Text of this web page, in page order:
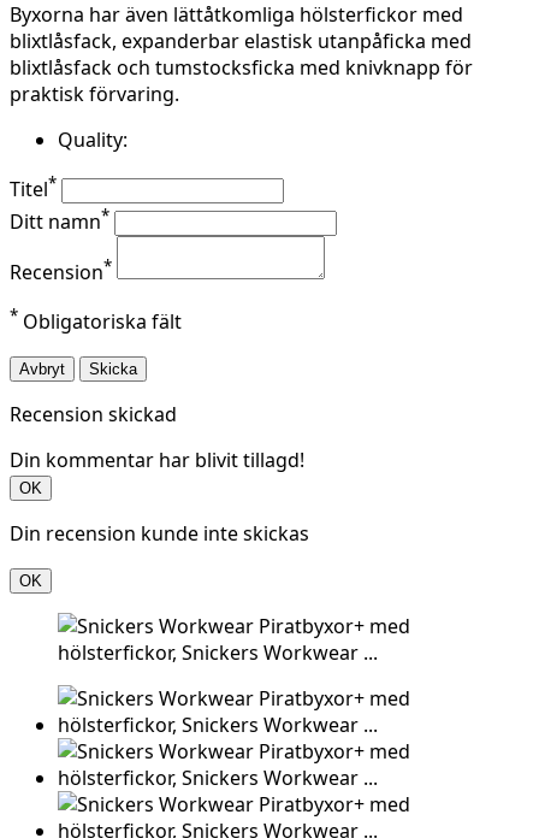
Byxorna har även lättåtkomliga hölsterfickor med
blixtlåsfack, expanderbar elastisk utanpåficka med
blixtlåsfack och tumstocksficka med knivknapp för
praktisk förvaring.
Quality:
Titel*
Ditt namn*
Recension*
* Obligatoriska fält
Avbryt Skicka
Recension skickad
Din kommentar har blivit tillagd!
OK
Din recension kunde inte skickas
OK